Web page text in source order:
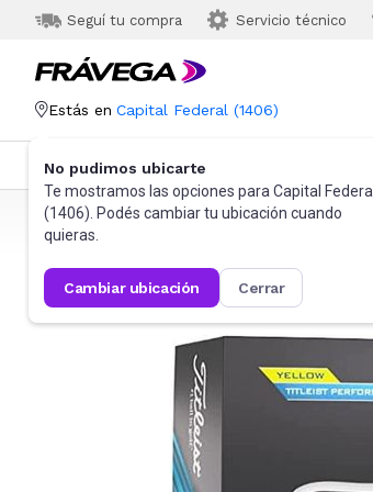
Seguí tu compra Servicio técnico
Estás en Capital Federal (1406)
No pudimos ubicarte
Te mostramos las opciones para Capital Federal
(1406). Podés cambiar tu ubicación cuando
quieras.
cambiar ubicación cerrar
Categorías Más Vendidos
Frávega Deportes y fitness Pelotas